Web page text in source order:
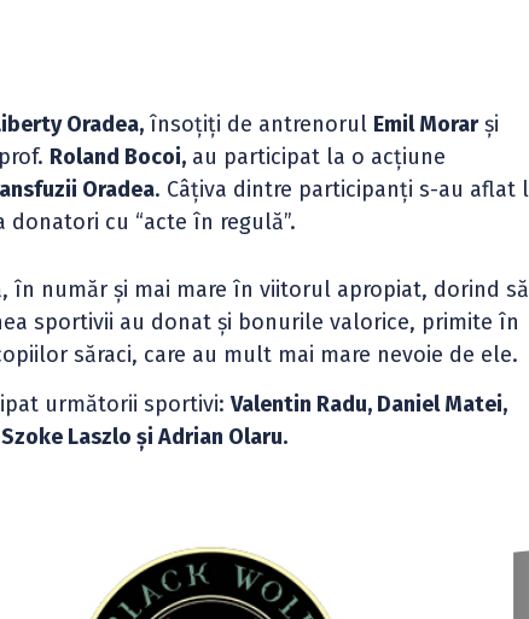
Oradea, însoțiți de antrenorul Emil Morarși
Roland Bocoi, au participat la o acțiune
Oradea. Câțiva dintre participanți s-au aflat
cu “acte în regulă”.
în număr și mai mare în viitorul apropiat, dorind să
sportivii au donat și bonurile valorice, primite în
săraci, care au mult mai mare nevoie de ele.
următorii sportivi:Valentin Radu, Daniel Matei,
Laszlo și Adrian Olaru.